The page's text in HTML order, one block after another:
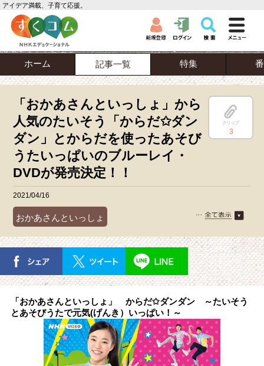
アイデア満載、子育て応援。
ホーム 記事一覧 特集
「おかあさんといっしょ」から
人気のたいそう「からだ✩ダン
ダン」とからだを使ったあそび
うたいっぱいのブルーレイ・
DVDが発売決定！！
クリップ
3
2021/04/16
おかあさんといっしょ
「おかあさんといっしょ」 からだ✩ダンダン ～たいそう
とあそびうたで元気(げんき）いっぱい！～